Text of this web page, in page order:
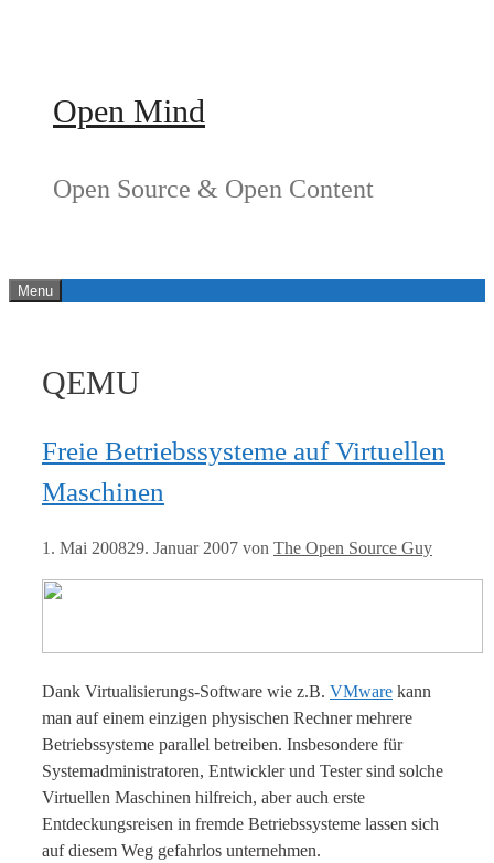
Open Mind
Open Source & Open Content
Menu
QEMU
Freie Betriebssysteme auf Virtuellen
Maschinen
1. Mai 200829. Januar 2007 von The Open Source Guy
Dank Virtualisierungs-Software wie z.B. VMware kann
man auf einem einzigen physischen Rechner mehrere
Betriebssysteme parallel betreiben. Insbesondere für
Systemadministratoren, Entwickler und Tester sind solche
Virtuellen Maschinen hilfreich, aber auch erste
Entdeckungsreisen in fremde Betriebssysteme lassen sich
auf diesem Weg gefahrlos unternehmen.